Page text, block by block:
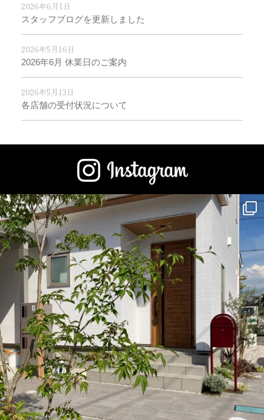
2026年6月1日
スタッフブログを更新しました
2026年5月16日
2026年6月 休業日のご案内
2026年5月13日
各店舗の受付状況について